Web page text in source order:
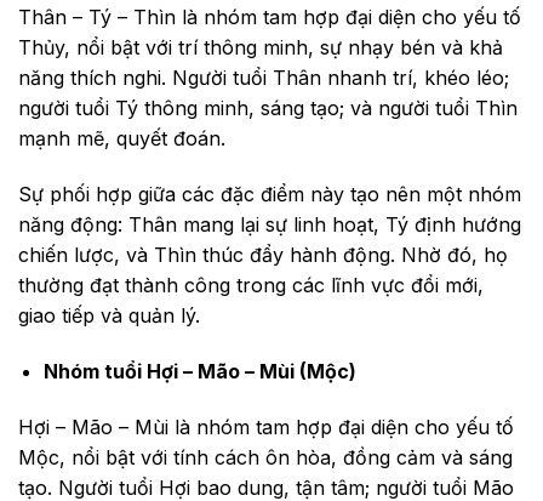
Thân – Tý – Thìn là nhóm tam hợp đại diện cho yếu tố
Thủy, nổi bật với trí thông minh, sự nhạy bén và khả
năng thích nghi. Người tuổi Thân nhanh trí, khéo léo;
người tuổi Tý thông minh, sáng tạo; và người tuổi Thìn
mạnh mẽ, quyết đoán.
Sự phối hợp giữa các đặc điểm này tạo nên một nhóm
năng động: Thân mang lại sự linh hoạt, Tý định hướng
chiến lược, và Thìn thúc đẩy hành động. Nhờ đó, họ
thường đạt thành công trong các lĩnh vực đổi mới,
giao tiếp và quản lý.
Nhóm tuổi Hợi – Mão – Mùi (Mộc)
Hợi – Mão – Mùi là nhóm tam hợp đại diện cho yếu tố
Mộc, nổi bật với tính cách ôn hòa, đồng cảm và sáng
tạo. Người tuổi Hợi bao dung, tận tâm; người tuổi Mão